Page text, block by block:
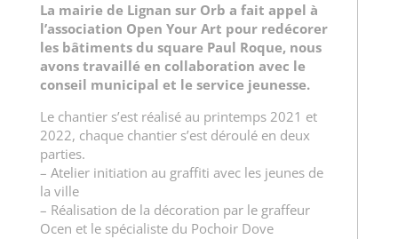
La mairie de Lignan sur Orb a fait appel à
l’association Open Your Art pour redécorer
les bâtiments du square Paul Roque, nous
avons travaillé en collaboration avec le
conseil municipal et le service jeunesse.
Le chantier s’est réalisé au printemps 2021 et
2022, chaque chantier s’est déroulé en deux
parties.
– Atelier initiation au graffiti avec les jeunes de
la ville
– Réalisation de la décoration par le graffeur
Ocen et le spécialiste du Pochoir Dove